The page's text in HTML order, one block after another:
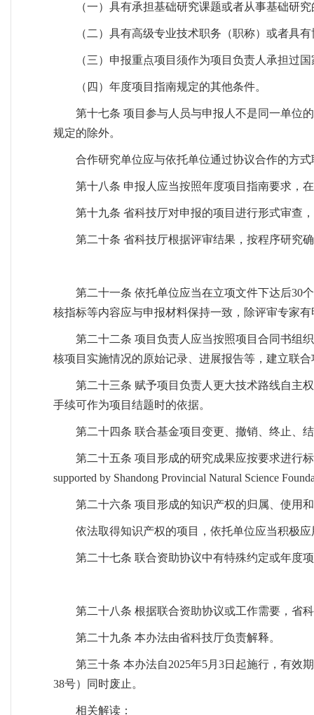
（一）具有承担基础研究课题或者从事基础研
（二）具有高级专业技术职务（职称）或者具
（三）申报重点项目须作为项目负责人承担过
（四）年度项目指南规定的其他条件。
第十七条 项目参与人员与申报人不是同一单位
规定的除外。
合作研究单位应与依托单位通过协议合作的方
第十八条 申报人应当按照年度项目指南要求，
第十九条 省科技厅对申报的项目进行形式审查
第二十条 省科技厅根据评审结果，按程序研究
第二十一条 依托单位应当在立项文件下达后30
核指标等内容应与申报材料保持一致，除评审专家
第二十二条 项目负责人应当按照项目合同书组
核项目实施情况的原始记录、进展报告等，建立联
第二十三条 赋予项目负责人更大技术路线自主
手续可作为项目结题时的依据。
第二十四条 联合基金项目变更、撤销、终止、
第二十五条 项目形成的研究成果应按要求进行
supported by Shandong Provincial Natural Science
第二十六条 项目形成的知识产权的归属、使用
依法取得知识产权的项目，依托单位应当积极
第二十七条 联合资助协议中有特殊约定或年度
第二十八条 根据联合资助协议或工作需要，省
第二十九条 本办法由省科技厅负责解释。
第三十条 本办法自2025年5月3日起施行，有效
38号）同时废止。
相关解读：